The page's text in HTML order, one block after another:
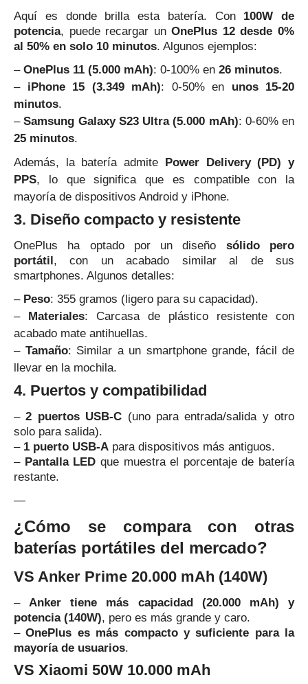
Aquí es donde brilla esta batería. Con 100W de
potencia, puede recargar unOnePlus 12 desde 0%
al 50% en solo 10 minutos. Algunos ejemplos:
– OnePlus 11 (5.000 mAh): 0-100% en 26 minutos.
– iPhone 15 (3.349 mAh): 0-50% en unos 15-20
minutos.
–Samsung Galaxy S23 Ultra (5.000 mAh): 0-60% en
25 minutos.
Además, la batería admite
Power Delivery (PD) y
PPS, lo que significa que es compatible con la
mayoría de dispositivos Android y iPhone.
3. Diseño compacto y resistente
OnePlus ha optado por un diseño sólido pero
portátil , con un acabado similar al de sus
smartphones. Algunos detalles:
– Peso: 355 gramos (ligero para su capacidad).
–
Materiales: Carcasa de plástico resistente con
acabado mate antihuellas.
– Tamaño: Similar a un smartphone grande, fácil de
llevar en la mochila.
4. Puertos y compatibilidad
–2 puertos USB-C (uno para entrada/salida y otro
solo para salida).
– 1 puerto USB-A para dispositivos más antiguos.
– Pantalla LED que muestra el porcentaje de batería
restante.
—
¿Cómo se compara con otras
baterías portátiles del mercado?
VS Anker Prime 20.000 mAh (140W)
–Anker tiene más capacidad (20.000 mAh) y
potencia (140W), pero es más grande y caro.
–OnePlus es más compacto y suficiente para la
mayoría de usuarios.
VS Xiaomi 50W 10.000 mAh